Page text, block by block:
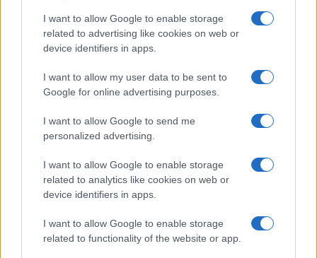
I want to allow Google to enable storage
related to advertising like cookies on web or
device identifiers in apps.
I want to allow my user data to be sent to
Google for online advertising purposes.
I want to allow Google to send me
personalized advertising.
I want to allow Google to enable storage
related to analytics like cookies on web or
device identifiers in apps.
I want to allow Google to enable storage
related to functionality of the website or app.
A febbraio era arrivato un primo compromesso:
Washington aveva abbassato i dazi al 18 per cento
dopo che l’India aveva accettato di limitare gli
acquisti di petrolio russo. La nuova deroga, pur
limitata nel tempo, sembra andare nella direzione
dell’emergenza energetica. La Casa Bianca vuole
evitare che il conflitto con l’Iran provochi
un’impennata incontrollata dei prezzi del petrolio
e colpisca le economie più vulnerabili. In questo
senso, permettere che il greggio già in mare
raggiunga le raffinerie indiane serve a immettere
rapidamente nuova offerta sul mercato. Ma la